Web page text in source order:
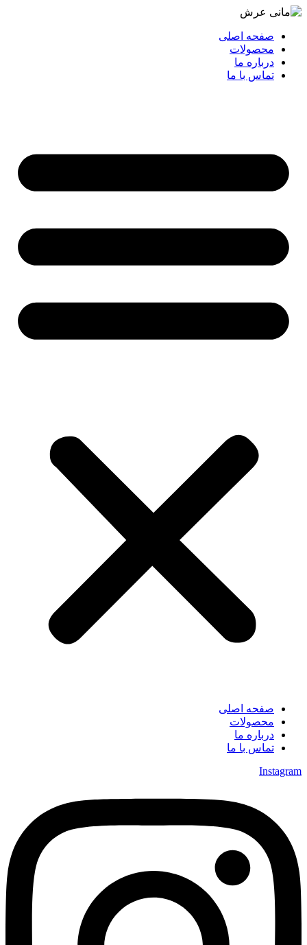
صفحه اصلی
محصولات
درباره ما
تماس با ما
صفحه اصلی
محصولات
درباره ما
تماس با ما
Instagram